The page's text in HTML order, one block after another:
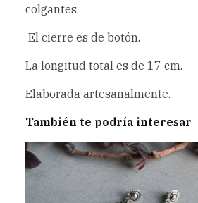
colgantes.
El cierre es de botón.
La longitud total es de 17 cm.
Elaborada artesanalmente.
También te podría interesar